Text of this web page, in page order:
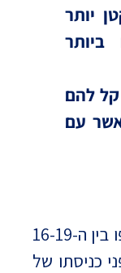
יותר
להם
עם
הערה על מועד הסקר: הנתונים נאספו בין ה-16-19
כניסתו של